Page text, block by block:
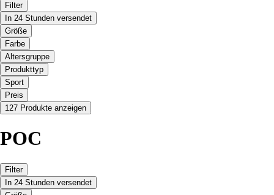
Filter
In 24 Stunden versendet
Größe
Farbe
Altersgruppe
Produkttyp
Sport
Preis
127 Produkte anzeigen
POC
Filter
In 24 Stunden versendet